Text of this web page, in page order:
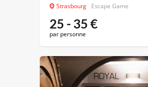
Strasbourg Escape Game
25 - 35€
par personne